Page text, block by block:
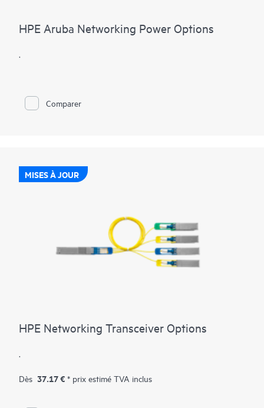
HPE Aruba Networking Power Options
.
Comparer
MISES À JOUR
HPE Networking Transceiver Options
.
Dès 37.17 € * prix estimé TVA inclus